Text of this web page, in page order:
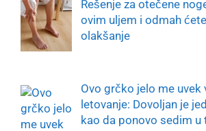
Rešenje za otečene
ovim uljem i odmah
olakšanje
Ovo grčko jelo me uvek
letovanje: Dovoljan je
kao da ponovo sedim u